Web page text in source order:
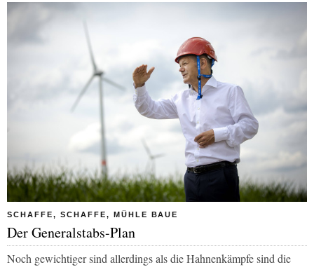
SCHAFFE, SCHAFFE, MÜHLE BAUE
Der Generalstabs-Plan
Noch gewichtiger sind allerdings als die Hahnenkämpfe sind die